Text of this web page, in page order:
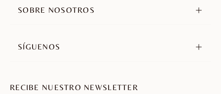
SOBRE NOSOTROS
Nuestros compromisos
SÍGUENOS
RECIBE NUESTRO NEWSLETTER